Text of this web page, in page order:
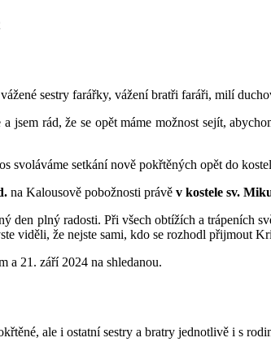
studií
středisko Divizna
sestry farářky, vážení bratři faráři, milí
jsem rád, že se opět máme možnost sejít,
svoláváme setkání nově pokřtěných opět do
na Kalousově pobožnosti právě v kostele sv.
den plný radosti. Při všech obtížích a trápeních
viděli, že nejste sami, kdo se rozhodl přijmout
a 21. září 2024 na shledanou.
ale i ostatní sestry a bratry jednotlivě i s